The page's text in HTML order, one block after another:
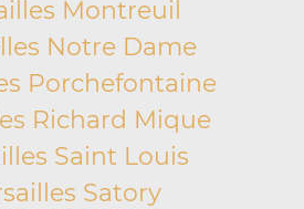
Montreuil
Notre Dame
Porchefontaine
Richard Mique
Saint Louis
Satory